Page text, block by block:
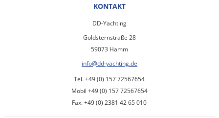
KONTAKT
DD-Yachting
Goldsternstraße 28
59073 Hamm
info@dd-yachting.de
Tel. +49 (0) 157 72567654
Mobil +49 (0) 157 72567654
Fax. +49 (0) 2381 42 65 010